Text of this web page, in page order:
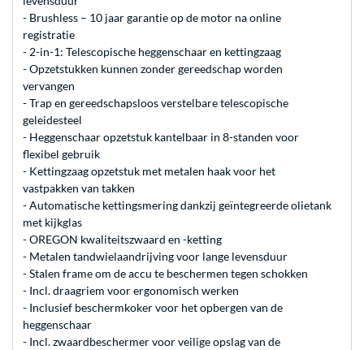
- Brushless – 10 jaar garantie op de motor na online
registratie
- 2-in-1: Telescopische heggenschaar en kettingzaag
- Opzetstukken kunnen zonder gereedschap worden
vervangen
- Trap en gereedschapsloos verstelbare telescopische
geleidesteel
- Heggenschaar opzetstuk kantelbaar in 8-standen voor
flexibel gebruik
- Kettingzaag opzetstuk met metalen haak voor het
vastpakken van takken
- Automatische kettingsmering dankzij geïntegreerde olietank
met kijkglas
- OREGON kwaliteitszwaard en -ketting
- Metalen tandwielaandrijving voor lange levensduur
- Stalen frame om de accu te beschermen tegen schokken
- Incl. draagriem voor ergonomisch werken
- Inclusief beschermkoker voor het opbergen van de
heggenschaar
- Incl. zwaardbeschermer voor veilige opslag van de